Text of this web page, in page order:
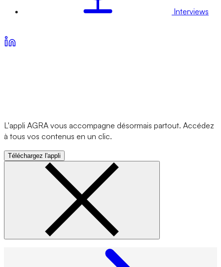
Interviews
L'appli AGRA vous accompagne désormais partout. Accédez
à tous vos contenus en un clic.
Téléchargez l'appli